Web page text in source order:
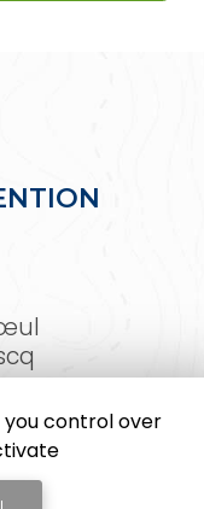
you control over